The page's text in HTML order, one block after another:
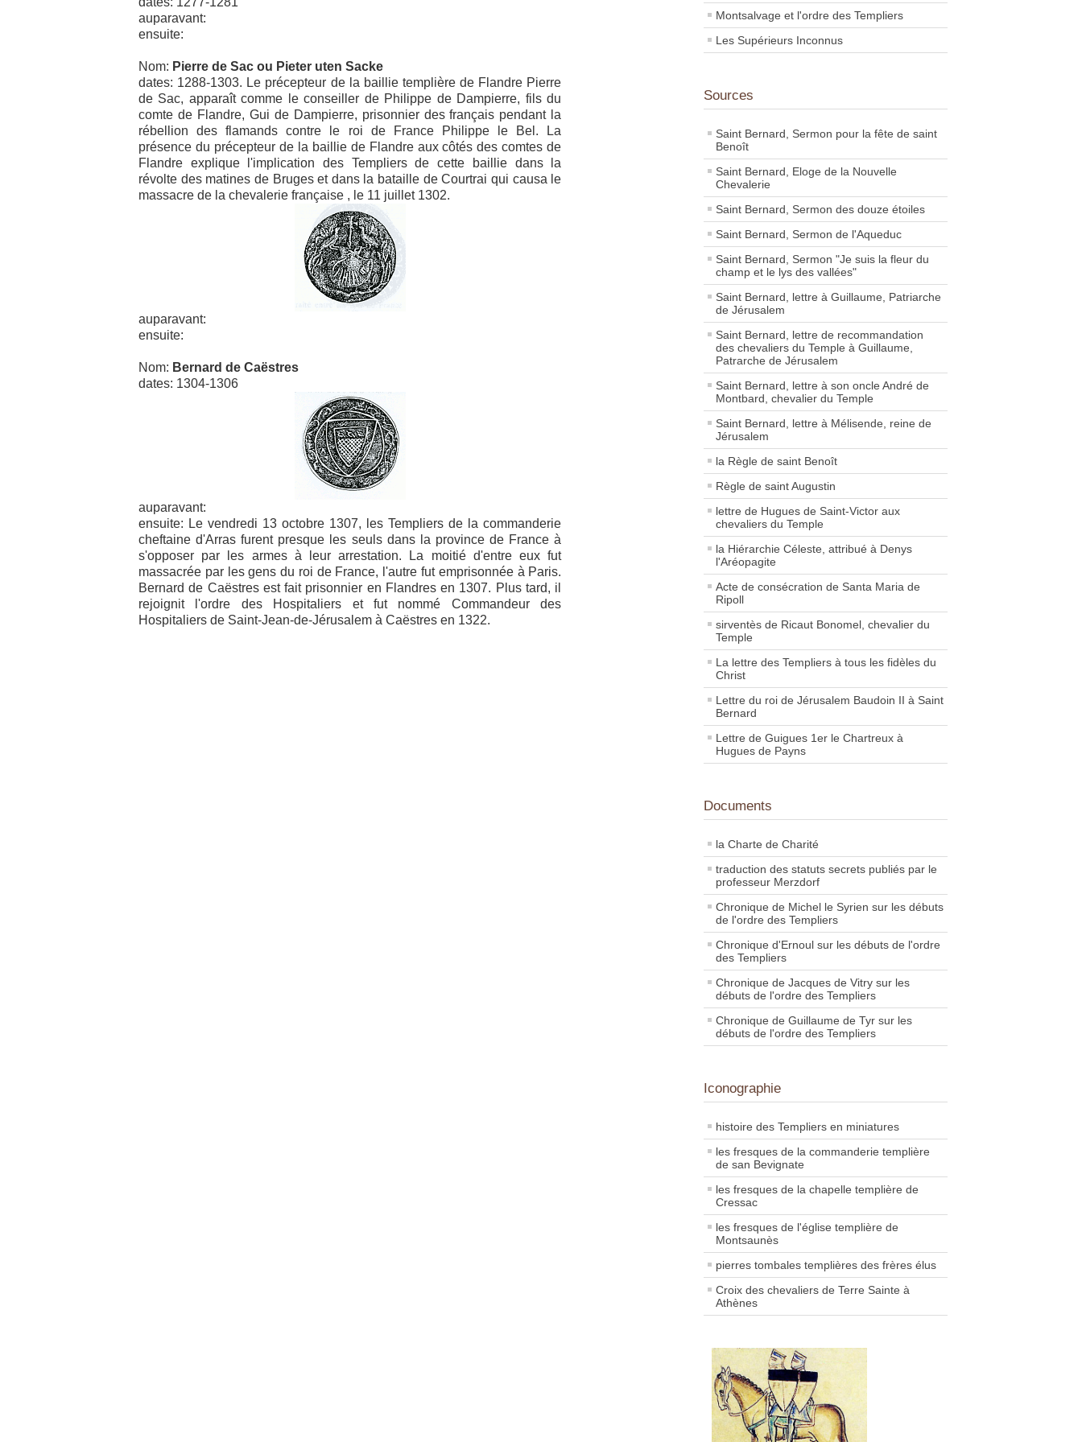
auparavant:
ensuite:
Nom: Pierre de Sac ou Pieter uten Sacke
dates: 1288-1303. Le précepteur de la baillie templière de Flandre Pierre
de Sac, apparaît comme le conseiller de Philippe de Dampierre, fils du
comte de Flandre, Gui de Dampierre, prisonnier des français pendant la
rébellion des flamands contre le roi de France Philippe le Bel. La
présence du précepteur de la baillie de Flandre aux côtés des comtes de
Flandre explique l'implication des Templiers de cette baillie dans la
révolte des matines de Bruges et dans la bataille de Courtrai qui causa le
massacre de la chevalerie française , le 11 juillet 1302.
auparavant:
ensuite:
Nom: Bernard de Caëstres
dates: 1304-1306
auparavant:
ensuite: Le vendredi 13 octobre 1307, les Templiers de la commanderie
cheftaine d'Arras furent presque les seuls dans la province de France à
s'opposer par les armes à leur arrestation. La moitié d'entre eux fut
massacrée par les gens du roi de France, l'autre fut emprisonnée à Paris.
Bernard de Caëstres est fait prisonnier en Flandres en 1307. Plus tard, il
rejoignit l'ordre des Hospitaliers et fut nommé Commandeur des
Hospitaliers de Saint-Jean-de-Jérusalem à Caëstres en 1322.
Montsalvage et l'ordre des Templiers
Les Supérieurs Inconnus
Sources
Saint Bernard, Sermon pour la fête de saint
Benoît
Saint Bernard, Eloge de la Nouvelle
Chevalerie
Saint Bernard, Sermon des douze étoiles
Saint Bernard, Sermon de l'Aqueduc
Saint Bernard, Sermon "Je suis la fleur du
champ et le lys des vallées"
Saint Bernard, lettre à Guillaume, Patriarche
de Jérusalem
Saint Bernard, lettre de recommandation
des chevaliers du Temple à Guillaume,
Patrarche de Jérusalem
Saint Bernard, lettre à son oncle André de
Montbard, chevalier du Temple
Saint Bernard, lettre à Mélisende, reine de
Jérusalem
la Règle de saint Benoît
Règle de saint Augustin
lettre de Hugues de Saint-Victor aux
chevaliers du Temple
la Hiérarchie Céleste, attribué à Denys
l'Aréopagite
Acte de consécration de Santa Maria de
Ripoll
sirventès de Ricaut Bonomel, chevalier du
Temple
La lettre des Templiers à tous les fidèles du
Christ
Lettre du roi de Jérusalem Baudoin II à Saint
Bernard
Lettre de Guigues 1er le Chartreux à
Hugues de Payns
Documents
la Charte de Charité
traduction des statuts secrets publiés par le
professeur Merzdorf
Chronique de Michel le Syrien sur les débuts
de l'ordre des Templiers
Chronique d'Ernoul sur les débuts de l'ordre
des Templiers
Chronique de Jacques de Vitry sur les
débuts de l'ordre des Templiers
Chronique de Guillaume de Tyr sur les
débuts de l'ordre des Templiers
Iconographie
histoire des Templiers en miniatures
les fresques de la commanderie templière
de san Bevignate
les fresques de la chapelle templière de
Cressac
les fresques de l'église templière de
Montsaunès
pierres tombales templières des frères élus
Croix des chevaliers de Terre Sainte à
Athènes